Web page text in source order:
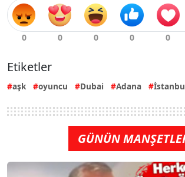
Etiketler
aşk oyuncu Dubai Adana
GÜNÜN